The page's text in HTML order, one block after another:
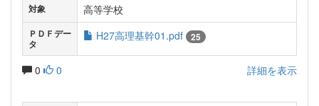
対象
高等学校
ＰＤＦデー
タ
H27高理基幹01.pdf 25
0 0 詳細を表示